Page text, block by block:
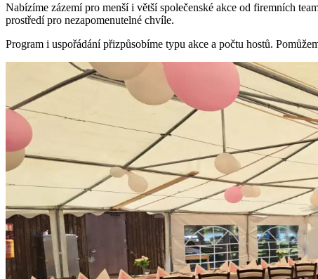
Nabízíme zázemí pro menší i větší společenské akce od firemních
prostředí pro nezapomenutelné chvíle.
Program i uspořádání přizpůsobíme typu akce a počtu hostů.